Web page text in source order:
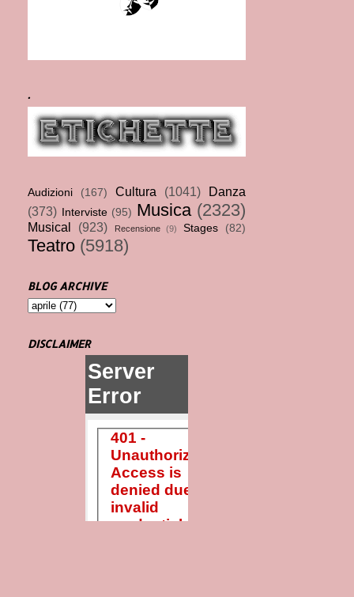
.
Audizioni (167) Cultura (1041)
Danza
(373)
Interviste (95) Musica (2323)
Musical (923) Recensione (9) Stages (82)
Teatro (5918)
BLOG ARCHIVE
DISCLAIMER